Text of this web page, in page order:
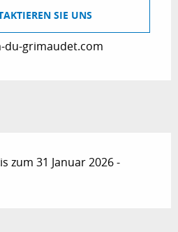
SIE UNS
du-grimaudet.com
zum 31 Januar 2026 -